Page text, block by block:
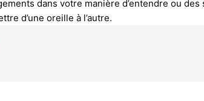
dans votre manière d’entendre ou
d’une oreille à l’autre.